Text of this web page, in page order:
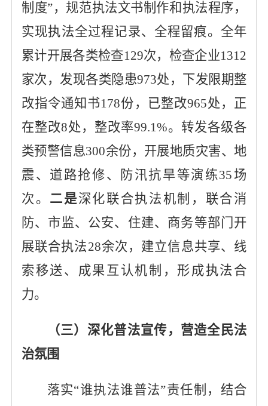
制度”，规范执法文书制作和执法程序，
实现执法全过程记录、全程留痕。 全年
累计开展各类检查129次，检查企业1312
家次，发现各类隐患973处，下发限期整
改指令通知书178份，已整改965处，正
在整改8处，整改率99.1%。转发各级各
类预警信息300余份，开展地质灾害、地
震、道路抢修、防汛抗旱等演练35场
次。 二是深化联合执法机制，联合消
防、 市监、公安、住建、商务等部门开
展联合执法28余次，建立信息共享、线
索移送、成果互认机制，形成执法合
力。
（三）深化普法宣传，营造全民法
治氛围
落实“谁执法谁普法”责任制，结合